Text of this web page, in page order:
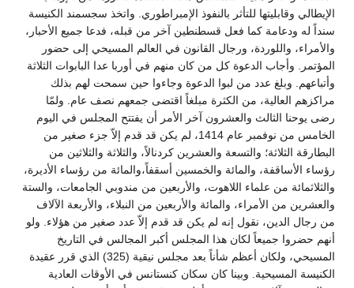
الإيطالي وقابليتها للتأثر بالنفوذ الإمبراطوري. واتخذ سجسمند الكنيسة
سنداً له ودعامة كما فعل قسطنطين آخر من قبله، فدعا جميع الأحبار،
والأمراء، واللوردة، ورجال القانون في العالم المسيحي إلى حضور
المؤتمر. وأجاب الدعوة كل من كان منهم في أوربا عدا البابوات الثلاثة
وأتباعهم. وبلغ عدد من لبوا الدعوة وجاءوا حين سمحت لهم بذلك
مراكزهم العالية، من الكثرة مبلغاً اقتضى جمعهم نصف عام. ولمّا
رضى يوحنا الثالث والعشرون آخر الأمر أن يفتتح المجلس في اليوم
الخامس من نوفمبر عام 1414، لم يكن قد قدم إلاّ جزء صغير من
البطارقة الثلاثة؛ والتسعة والعشرين كردنالاً، والثلاثة والثلاثين من
رؤساء الأساقفة، والمائة والخمسين أسقفاً،والمائة من رؤساء الأديرة،
والثلاثمائة من علماء اللاهوت، والأربعين من مندوبي الجامعات، والستة
والعشرين من الأمراء، والمائة والأربعين من النبلاء، والأربعة الآلاف
من رجال الدين، نقول إنه لم يكن قد قدم إلاّ عدد صغير من هؤلاء. ولو
أنهم حضروا جميعاً لكان هذا المجلس أكبر المجالس في التاريخ
المسيحي، ولكان أعظم شأناً بعد مجلس نيقية (325) الذي قرر عقيدة
الكنيسة المسيحية. وبينا كان سكان كنستانس في الأوقات العادية